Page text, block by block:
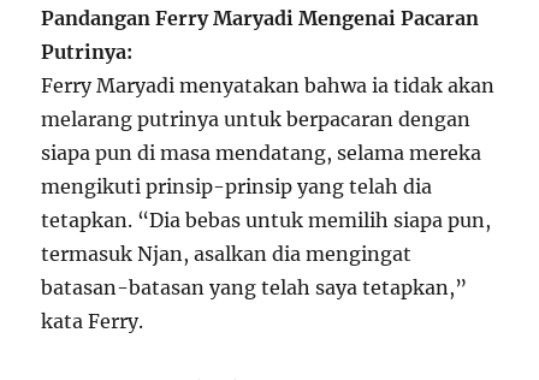
Pandangan Ferry Maryadi Mengenai Pacaran
Putrinya:
Ferry Maryadi menyatakan bahwa ia tidak akan
melarang putrinya untuk berpacaran dengan
siapa pun di masa mendatang, selama mereka
mengikuti prinsip-prinsip yang telah dia
tetapkan. “Dia bebas untuk memilih siapa pun,
termasuk Njan, asalkan dia mengingat
batasan-batasan yang telah saya tetapkan,”
kata Ferry.